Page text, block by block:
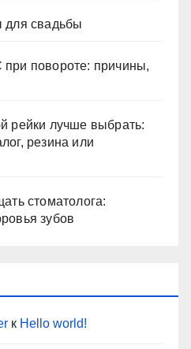
для свадьбы
повороте: причины,
рейки лучше выбрать:
резина или
стоматолога:
зубов
к Hello world!